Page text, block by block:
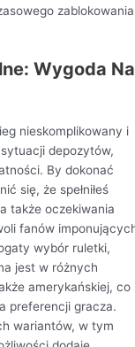
zablokowania
Wygoda Na
nieskomplikowany i
depozytów,
By dokonać
się, że spełniłeś
także oczekiwania
fanów
wybór ruletki,
jest w różnych
amerykańskiej, co
preferencji gracza.
wariantów, w tym